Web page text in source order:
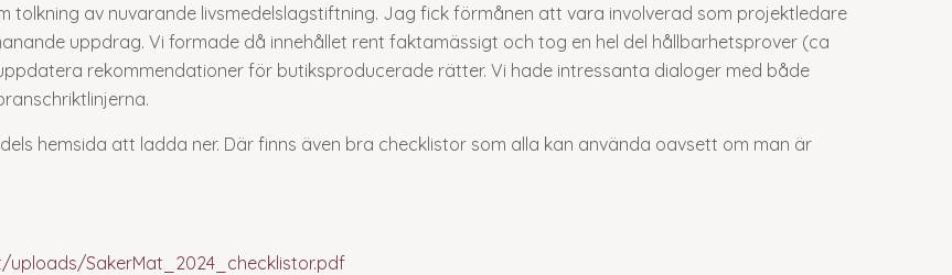
tolkning av nuvarande livsmedelslagstiftning. Jag fick förmånen att vara involverad som projektledare
uppdrag. Vi formade då innehållet rent faktamässigt och tog en hel del hållbarhetsprover (ca
rekommendationer för butiksproducerade rätter. Vi hade intressanta dialoger med både
hemsida att ladda ner. Där finns även bra checklistor som alla kan använda oavsett om man är
SakerMat_2024_checklistor.pdf